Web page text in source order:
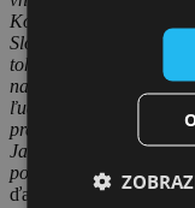
Košice, ako metropola,
Slovenska najväčší
tohto faktu ostatné
navrhnú kandidáta,
ľudskú vyzretosť a že
preto o pochopenie, že
Jaroslavovi Polačekovi
potenciálom, ako
ďalej v liste.